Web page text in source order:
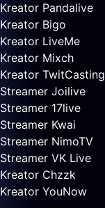
Kreator Pandalive
Kreator Bigo
Kreator LiveMe
Kreator Mixch
Kreator TwitCasting
Streamer Joilive
Streamer 17live
Streamer Kwai
Streamer NimoTV
Streamer VK Live
Kreator Chzzk
Kreator YouNow